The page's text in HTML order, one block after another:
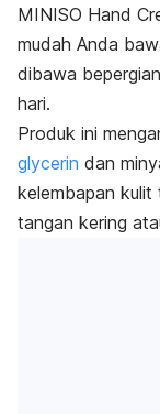
MINISO Hand
mudah Anda
dibawa
hari.
Produk ini
glycerin dan
kelembapan kulit
tangan kering